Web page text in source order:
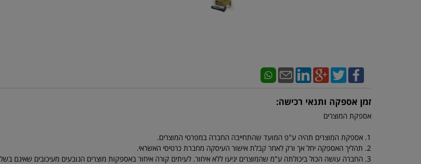
זמן אספקה ותנאי רכישה:
אספקת המוצרים
1. אספקת המוצרים תהיה ע"פ המועד שהתחייבה החברה במפרטי המוצרים.
2. תהליך האספקה יחל אך ורק לאחר קבלת אישור העיסקה מחברת כרטיסי האשראי.
3. החברה עושה הכול ביכולתה ע"מ שהמוצרים יגיעו ללא איחור. לעיתים קורה איחור באספקות מוצרים הנובעים מעיכובים שאינם